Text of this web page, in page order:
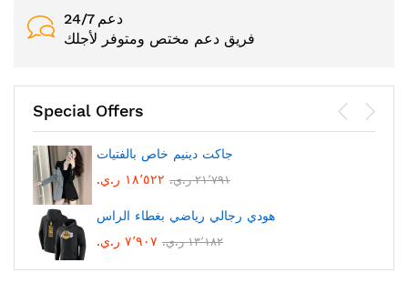
24/7 دعم
فريق دعم مختص ومتوفر لأجلك
Special Offers
جاكت دينيم خاص بالفتيات
١٨٬٥٢٢ ر.ي.‏
٢١٬٧٩١ ر.ي.‏
هودي رجالي رياضي بغطاء الراس
٧٬٩٠٧ ر.ي.‏
١٣٬١٨٢ ر.ي.‏